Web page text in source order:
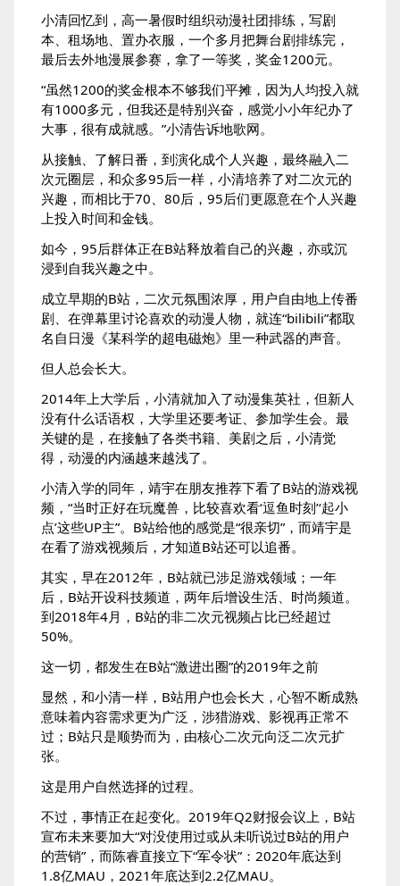
小清回忆到，高一暑假时组织动漫社团排练，写剧
本、租场地、置办衣服，一个多月把舞台剧排练完，
最后去外地漫展参赛，拿了一等奖，奖金1200元。
“虽然1200的奖金根本不够我们平摊，因为人均投入就
有1000多元，但我还是特别兴奋，感觉小小年纪办了
大事，很有成就感。”小清告诉地歌网。
从接触、了解日番，到演化成个人兴趣，最终融入二
次元圈层，和众多95后一样，小清培养了对二次元的
兴趣，而相比于70、80后，95后们更愿意在个人兴趣
上投入时间和金钱。
如今，95后群体正在B站释放着自己的兴趣，亦或沉
浸到自我兴趣之中。
成立早期的B站，二次元氛围浓厚，用户自由地上传番
剧、在弹幕里讨论喜欢的动漫人物，就连“bilibili”都取
名自日漫《某科学的超电磁炮》里一种武器的声音。
但人总会长大。
2014年上大学后，小清就加入了动漫集英社，但新人
没有什么话语权，大学里还要考证、参加学生会。最
关键的是，在接触了各类书籍、美剧之后，小清觉
得，动漫的内涵越来越浅了。
小清入学的同年，靖宇在朋友推荐下看了B站的游戏视
频，“当时正好在玩魔兽，比较喜欢看‘逗鱼时刻’‘起小
点’这些UP主”。B站给他的感觉是“很亲切”，而靖宇是
在看了游戏视频后，才知道B站还可以追番。
其实，早在2012年，B站就已涉足游戏领域；一年
后，B站开设科技频道，两年后增设生活、时尚频道。
到2018年4月，B站的非二次元视频占比已经超过
50%。
这一切，都发生在B站“激进出圈”的2019年之前
显然，和小清一样，B站用户也会长大，心智不断成熟
意味着内容需求更为广泛，涉猎游戏、影视再正常不
过；B站只是顺势而为，由核心二次元向泛二次元扩
张。
这是用户自然选择的过程。
不过，事情正在起变化。2019年Q2财报会议上，B站
宣布未来要加大“对没使用过或从未听说过B站的用户
的营销”，而陈睿直接立下“军令状”：2020年底达到
1.8亿MAU，2021年底达到2.2亿MAU。